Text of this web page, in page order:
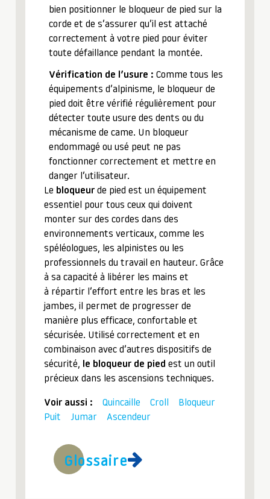
bien positionner le bloqueur de pied sur la
corde et de s’assurer qu’il est attaché
correctement à votre pied pour éviter
toute défaillance pendant la montée.
Vérification de l’usure : Comme tous les
équipements d’alpinisme, le bloqueur de
pied doit être vérifié régulièrement pour
détecter toute usure des dents ou du
mécanisme de came. Un bloqueur
endommagé ou usé peut ne pas
fonctionner correctement et mettre en
danger l’utilisateur.
Le bloqueur de pied est un équipement
essentiel pour tous ceux qui doivent
monter sur des cordes dans des
environnements verticaux, comme les
spéléologues, les alpinistes ou les
professionnels du travail en hauteur. Grâce
à sa capacité à libérer les mains et
à répartir l’effort entre les bras et les
jambes, il permet de progresser de
manière plus efficace, confortable et
sécurisée. Utilisé correctement et en
combinaison avec d’autres dispositifs de
sécurité, le bloqueur de pied est un outil
précieux dans les ascensions techniques.
Voir aussi : Quincaille Croll
Bloqueur
Puit
Jumar Ascendeur
Glossaire